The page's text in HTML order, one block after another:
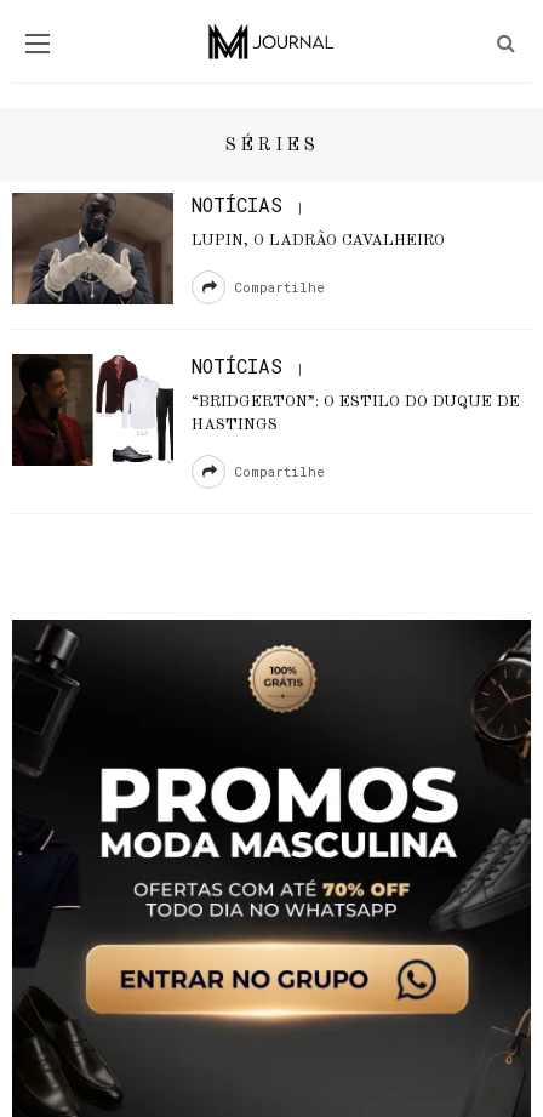
SÉRIES
NOTÍCIAS
LUPIN, O LADRÃO CAVALHEIRO
Compartilhe
NOTÍCIAS
“BRIDGERTON”: O ESTILO DO DUQUE DE
HASTINGS
Compartilhe